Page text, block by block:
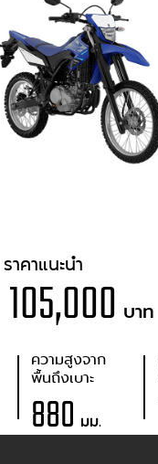
ราคาแนะนำ
105,000 บาท
ความสูงจาก
พื้นถึงเบาะ
880 มม.